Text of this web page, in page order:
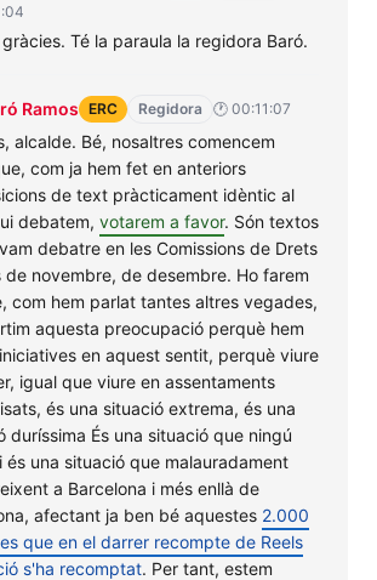
Té la paraula la regidora Baró.
Ramos ERC Regidora 🕐 00:11:07
alcalde. Bé, nosaltres comencem
com ja hem fet en anteriors
de text pràcticament idèntic al
debatem, votarem a favor. Són textos
debatre en les Comissions de Drets
de novembre, de desembre. Ho farem
com hem parlat tantes altres vegades,
aquesta preocupació perquè hem
en aquest sentit, perquè viure
igual que viure en assentaments
és una situació extrema, és una
duríssima És una situació que ningú
és una situació que malauradament
a Barcelona i més enllà de
afectant ja ben bé aquestes 2.000
que en el darrer recompte de Reels
s'ha recomptat. Per tant, estem